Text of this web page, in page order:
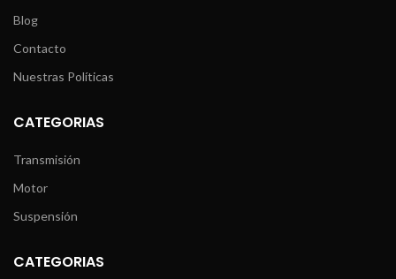
Blog
Contacto
Nuestras Políticas
CATEGORIAS
Transmisión
Motor
Suspensión
CATEGORIAS